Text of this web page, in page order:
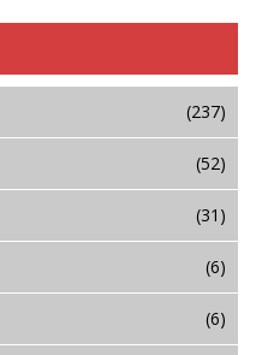
(237)
(52)
(31)
(6)
(6)